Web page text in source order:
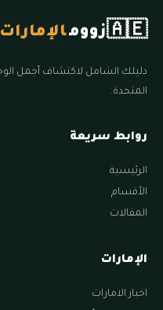
🇦🇪زوومالإمارات
دليلك الشامل لاكتشاف أجمل
المتحدة.
روابط سريعة
الرئيسية
الأقسام
المقالات
الإمارات
اخبار الامارات